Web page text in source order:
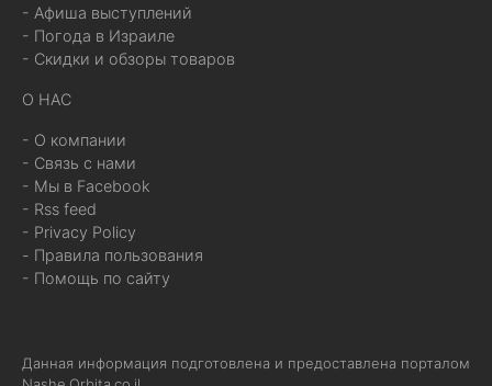
- Афиша выступлений
- Погода в Израиле
- Скидки и обзоры товаров
О НАС
- О компании
- Связь с нами
- Мы в Facebook
- Rss feed
- Privacy Policy
- Правила пользования
- Помощь по сайту
Данная информация подготовлена и предоставлена порталом